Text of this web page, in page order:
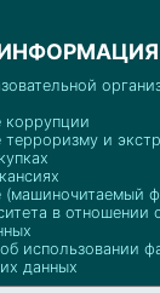
коррупции
терроризму и
в отношении
использовании
данных